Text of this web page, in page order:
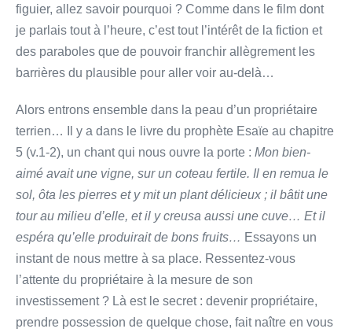
figuier, allez savoir pourquoi ? Comme dans le film dont
je parlais tout à l’heure, c’est tout l’intérêt de la fiction et
des paraboles que de pouvoir franchir allègrement les
barrières du plausible pour aller voir au-delà…
Alors entrons ensemble dans la peau d’un propriétaire
terrien… Il y a dans le livre du prophète Esaïe au chapitre
5 (v.1-2), un chant qui nous ouvre la porte : Mon bien-
aimé avait une vigne, sur un coteau fertile. Il en remua le
sol, ôta les pierres et y mit un plant délicieux ; il bâtit une
tour au milieu d’elle, et il y creusa aussi une cuve… Et il
espéra qu’elle produirait de bons fruits… Essayons un
instant de nous mettre à sa place. Ressentez-vous
l’attente du propriétaire à la mesure de son
investissement ? Là est le secret : devenir propriétaire,
prendre possession de quelque chose, fait naître en vous